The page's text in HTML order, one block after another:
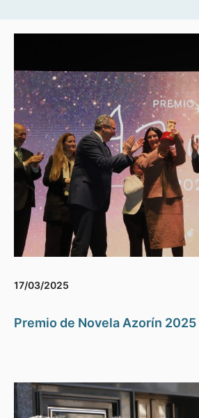
17/03/2025
Premio de Novela Azorín 2025